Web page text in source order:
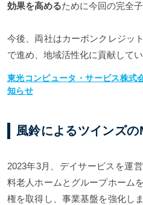
効果を高めるために今回の完全
今後、両社はカーボンクレジッ
で進め、地域活性化に貢献してい
東光コンピュータ・サービス株式
知らせ
風鈴によるツインズ
2023年3月、デイサービスを運
料老人ホームとグループホーム
権を取得し、事業基盤を強化し